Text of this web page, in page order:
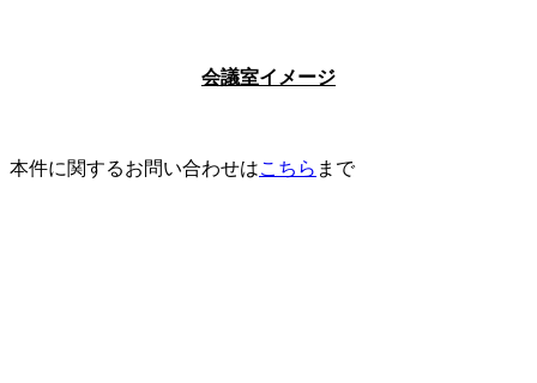
会議室イメージ
本件に関するお問い合わせはこちら まで